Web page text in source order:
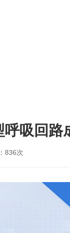
吸回路
836次